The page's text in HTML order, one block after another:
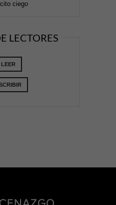
ciego
LECTORES
LEER